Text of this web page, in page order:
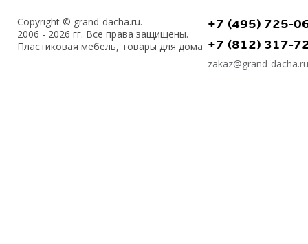
Copyright © grand-dacha.ru.
2006 - 2026 гг. Все права защищены.
Пластиковая мебель, товары для дома
+7 (495) 725-
+7 (812) 317-
zakaz@grand-dacha.ru